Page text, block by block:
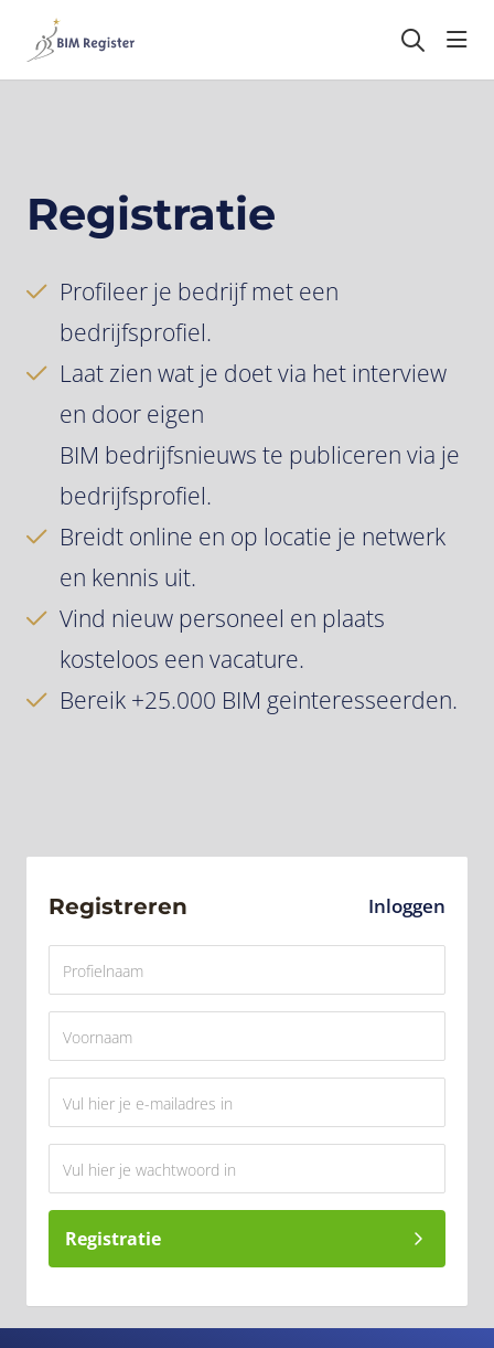
Registratie
Profileer je bedrijf met een
bedrijfsprofiel.
Laat zien wat je doet via het interview
en door eigen
BIM bedrijfsnieuws te publiceren via je
bedrijfsprofiel.
Breidt online en op locatie je netwerk
en kennis uit.
Vind nieuw personeel en plaats
kosteloos een vacature.
Bereik +25.000 BIM geinteresseerden.
Registreren Inloggen
Registratie